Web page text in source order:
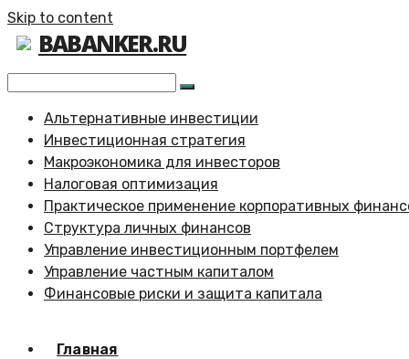
Skip to content
BABANKER.RU
Альтернативные инвестиции
Инвестиционная стратегия
Макроэкономика для инвесторов
Налоговая оптимизация
Практическое применение корпоративных
Структура личных финансов
Управление инвестиционным портфелем
Управление частным капиталом
Финансовые риски и защита капитала
Главная